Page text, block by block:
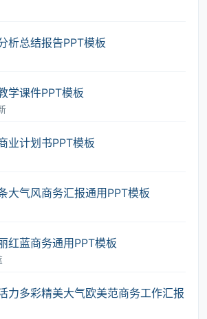
析总结报告PPT模板
学课件PPT模板
业计划书PPT模板
大气风商务汇报通用PPT模板
红蓝商务通用PPT模板
力多彩精美大气欧美范商务工作汇报